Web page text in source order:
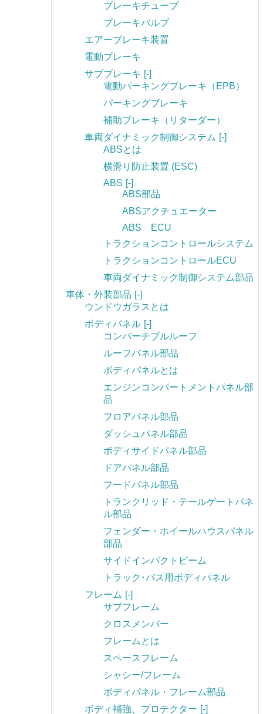
ブレーキチューブ
ブレーキバルブ
エアーブレーキ装置
電動ブレーキ
サブブレーキ [-]
電動パーキングブレーキ（EPB）
パーキングブレーキ
補助ブレーキ（リターダー）
車両ダイナミック制御システム [-]
ABSとは
横滑り防止装置 (ESC)
ABS [-]
ABS部品
ABSアクチュエーター
ABS ECU
トラクションコントロールシステム
トラクションコントロールECU
車両ダイナミック制御システム部品
車体・外装部品 [-]
ウンドウガラスとは
ボディパネル [-]
コンバーチブルルーフ
ルーフパネル部品
ボディパネルとは
エンジンコンパートメントパネル部
品
フロアパネル部品
ダッシュパネル部品
ボディサイドパネル部品
ドアパネル部品
フードパネル部品
トランクリッド・テールゲートパネ
ル部品
フェンダー・ホイールハウスパネル
部品
サイドインパクトビーム
トラック･バス用ボディパネル
フレーム [-]
サブフレーム
クロスメンバー
フレームとは
スペースフレーム
シャシー/フレーム
ボディパネル・フレーム部品
ボディ補強、プロテクター [-]